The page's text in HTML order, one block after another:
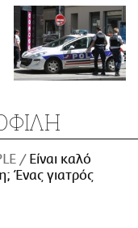
Είναι καλό
Ένας γιατρός